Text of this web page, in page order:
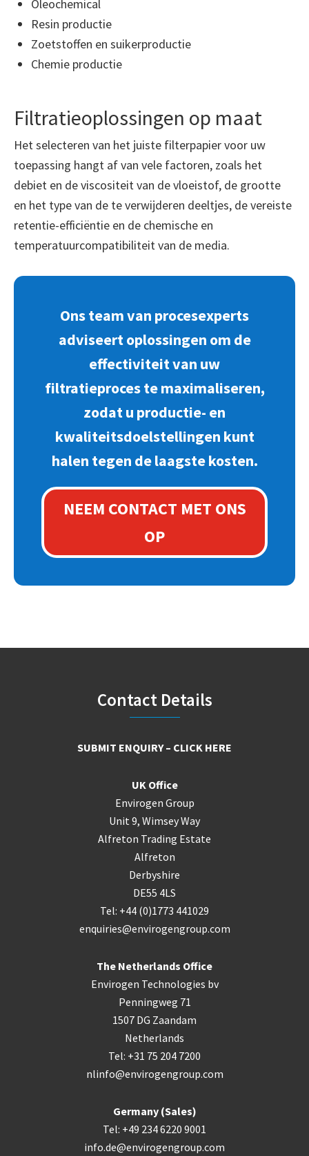
Oleochemical
Resin productie
Zoetstoffen en suikerproductie
Chemie productie
Filtratieoplossingen op maat
Het selecteren van het juiste filterpapier voor uw
toepassing hangt af van vele factoren, zoals het
debiet en de viscositeit van de vloeistof, de grootte
en het type van de te verwijderen deeltjes, de vereiste
retentie-efficiëntie en de chemische en
temperatuurcompatibiliteit van de media.
Ons team van procesexperts
adviseert oplossingen om de
effectiviteit van uw
filtratieproces te maximaliseren,
zodat u productie- en
kwaliteitsdoelstellingen kunt
halen tegen de laagste kosten.
NEEM CONTACT MET ONS
OP
Contact Details
SUBMIT ENQUIRY – CLICK HERE
UK Office
Envirogen Group
Unit 9, Wimsey Way
Alfreton Trading Estate
Alfreton
Derbyshire
DE55 4LS
Tel: +44 (0)1773 441029
enquiries@envirogengroup.com
The Netherlands Office
Envirogen Technologies bv
Penningweg 71
1507 DG Zaandam
Netherlands
Tel: +31 75 204 7200
nlinfo@envirogengroup.com
Germany (Sales)
Tel: +49 234 6220 9001
info.de@envirogengroup.com